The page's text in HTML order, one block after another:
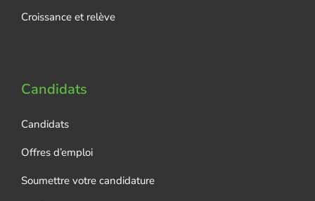
Croissance et relève
Candidats
Candidats
Offres d’emploi
Soumettre votre candidature